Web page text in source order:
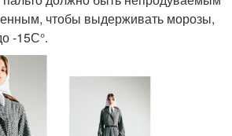
чтобы выдерживать морозы,
-15С°.